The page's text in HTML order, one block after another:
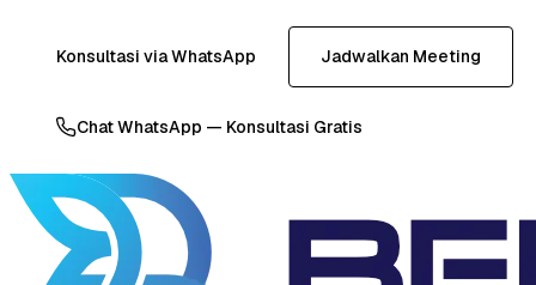
Konsultasi via WhatsApp Jadwalkan Meeting
Chat WhatsApp — Konsultasi Gratis